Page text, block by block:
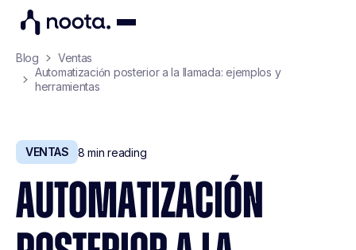
Blog
Ventas
Automatización posterior a la llamada: ejemplos y
herramientas
VENTAS 8 min reading
AUTOMATIZACIÓN